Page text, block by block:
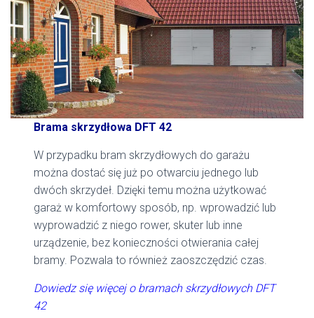
Brama skrzydłowa DFT 42
W przypadku bram skrzydłowych do garażu
można dostać się już po otwarciu jednego lub
dwóch skrzydeł. Dzięki temu można użytkować
garaż w komfortowy sposób, np. wprowadzić lub
wyprowadzić z niego rower, skuter lub inne
urządzenie, bez konieczności otwierania całej
bramy. Pozwala to również zaoszczędzić czas.
Dowiedz się więcej o bramach skrzydłowych DFT
42